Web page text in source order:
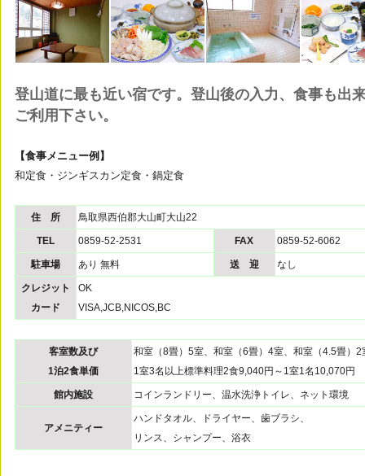
登山道に最も近い宿です。登山後の入力、食事も出
ご利用下さい。
【食事メニュー例】
和定食・ジンギスカン定食・鍋定食
住 所 鳥取県西伯郡大山町大山22
TEL 0859-52-2531 FAX 0859-52-6062
駐車場 あり 無料 送 迎 なし
クレジット
カード
OK
VISA,JCB,NICOS,BC
客室数及び
1泊2食単価
和室（8畳）5室、和室（6畳）4室、和室（4.5畳）2
1室3名以上標準料理2食9,040円～1室1名10,070円
館内施設 コインランドリー、温水洗浄トイレ、ネット環境
アメニティー
ハンドタオル、ドライヤー、歯ブラシ、
リンス、シャンプー、浴衣